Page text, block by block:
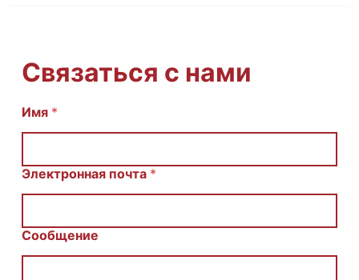
Связаться с нами
Имя *
E
l
б
Электронная почта *
Сообщение